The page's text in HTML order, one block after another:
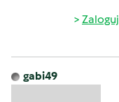
Zaloguj
gabi49